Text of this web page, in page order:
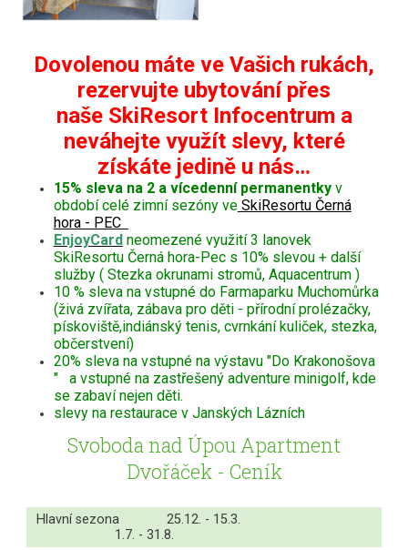
Dovolenou máte ve Vašich rukách,
rezervujte ubytování přes
naše SkiResort Infocentrum a
neváhejte využít slevy, které
získáte jedině u nás…
15% sleva na 2 a vícedenní permanentkyv
období celé zimní sezóny veSkiResortu Černá
hora - PEC
EnjoyCard neomezené využití 3 lanovek
SkiResortu Černá hora-Pec s 10% slevou + další
služby ( Stezka okrunami stromů, Aquacentrum )
10 % sleva na vstupné do Farmaparku Muchomůrka
(živá zvířata, zábava pro děti - přírodní prolézačky,
pískoviště,indiánský tenis, cvrnkání kuliček, stezka,
občerstvení)
20% sleva na vstupné na výstavu "Do Krakonošova
" a vstupné na zastřešený adventure minigolf, kde
se zabaví nejen děti.
slevy na restaurace v Janských Lázních
Svoboda nad Úpou Apartment
Dvořáček - Ceník
Hlavní sezona 25.12. - 15.3.
1.7. - 31.8.